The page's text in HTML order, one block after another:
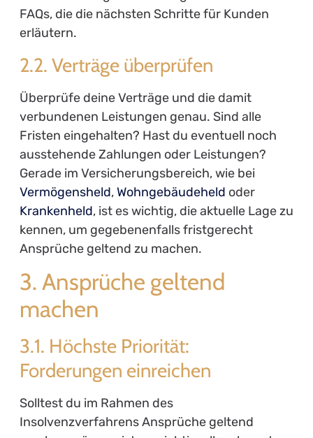
FAQs, die die nächsten Schritte für Kunden
erläutern.
2.2. Verträge überprüfen
Überprüfe deine Verträge und die damit
verbundenen Leistungen genau. Sind alle
Fristen eingehalten? Hast du eventuell noch
ausstehende Zahlungen oder Leistungen?
Gerade im Versicherungsbereich, wie bei
Vermögensheld, Wohngebäudeheld oder
Krankenheld, ist es wichtig, die aktuelle Lage zu
kennen, um gegebenenfalls fristgerecht
Ansprüche geltend zu machen.
3. Ansprüche geltend
machen
3.1. Höchste Priorität:
Forderungen einreichen
Solltest du im Rahmen des
Insolvenzverfahrens Ansprüche geltend